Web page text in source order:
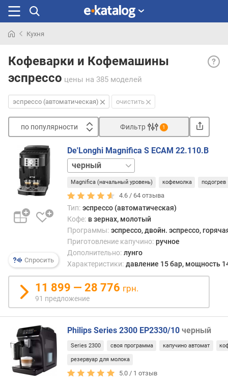
раньше
Кухня
Кофеварки и Кофемашины
эспрессо цены на 385 моделей
Все
по
под
(от
эспрессо (автоматическая) очистить
по популярности
п
о
п
о
у
л
о
с
т
и
о
т
д
е
ш
е
Фильтр 1
Спросить
De'Longhi Magnifica S ECAM 22.110.B
белый
серебристый
Magnifica (начальный уровень) кофемолка подогрев
4.6 / 64 отзыва
Тип: эспрессо (автоматическая)
Кофе: в зернах, молотый
Программы: эспрессо, двойн. эспрессо,
Приготовление капучино: ручное
Дополнительно: лунго
Характеристики: давление 15 бар, мощность
11 899 — 28 776 грн.
91 предложение
Philips Series 2300 EP2330/10 черный
Series 2300 своя программа капучино автомат
резервуар для молока
5.0 / 1 отзыв